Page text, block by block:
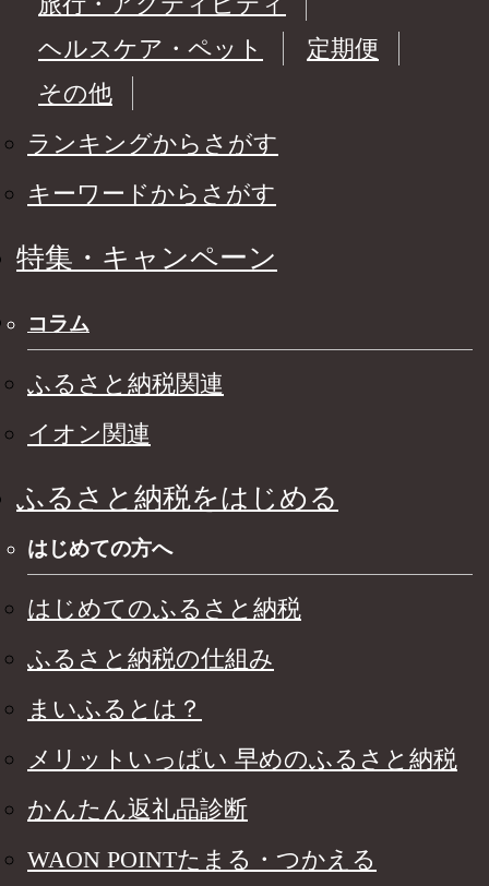
ヘルスケア・ペット
定期便
その他
ランキングからさがす
キーワードからさがす
特集・キャンペーン
コラム
ふるさと納税関連
イオン関連
ふるさと納税をはじめる
はじめての方へ
はじめてのふるさと納税
ふるさと納税の仕組み
まいふるとは？
メリットいっぱい 早めのふるさと納税
かんたん返礼品診断
WAON POINTたまる・つかえる